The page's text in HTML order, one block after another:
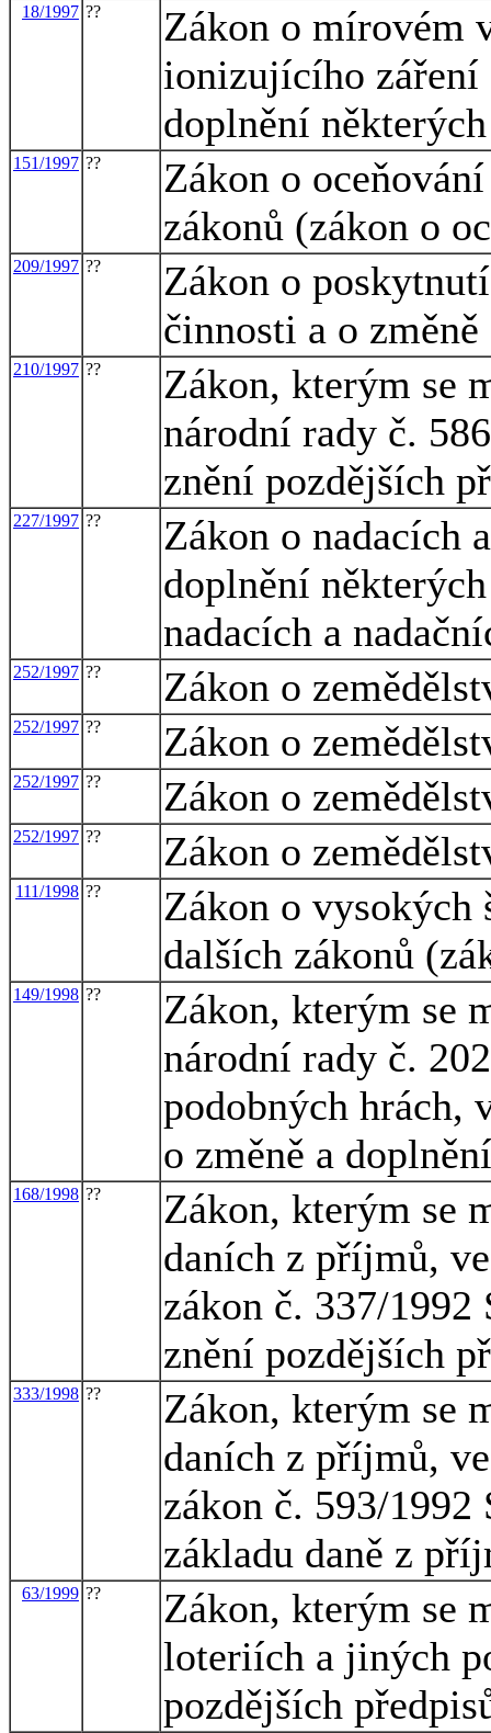
18/1997 ??
Zákon o mírovém
ionizujícího záření
doplnění
151/1997 ??
Zákon o
zákonů (zákon o
209/1997 ??
Zákon o
činnosti a o
210/1997 ??
Zákon, kterým se
národní rady č.
znění pozdějších
227/1997 ??
Zákon o nadacích
doplnění
nadacích a
252/1997 ?? Zákon o
252/1997 ?? Zákon o
252/1997 ?? Zákon o
252/1997 ?? Zákon o
111/1998 ??
Zákon o vysokých
dalších zákonů
149/1998 ??
Zákon, kterým se
národní rady č.
podobných hrách,
o změně a
168/1998 ??
Zákon, kterým se
daních z příjmů,
zákon č. 337/1992
znění pozdějších
333/1998 ??
Zákon, kterým se
daních z příjmů,
zákon č. 593/
základu daně z
63/1999 ??
Zákon, kterým se
loteriích a jiných
pozdějších